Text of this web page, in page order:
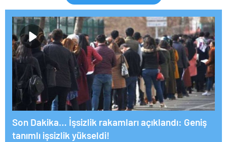
Son Dakika… İşsizlik rakamları açıklandı: Geniş
tanımlı işsizlik yükseldi!